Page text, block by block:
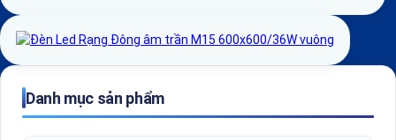
Danh mục sản phẩm